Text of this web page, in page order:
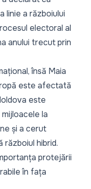
linie a războiului
electoral al
anului trecut prin
însă Maia
este afectată
este
la
și a cerut
hibrid.
protejării
în fața